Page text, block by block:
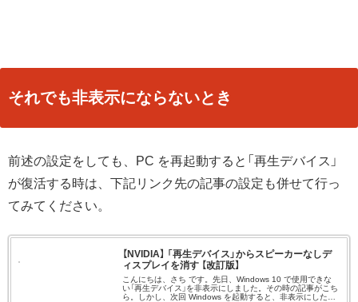
それでも非表示にならないとき
前述の設定をしても、PC を再起動すると「再生デバイス」
が復活する時は、下記リンク先の記事の設定も併せて行っ
てみてください。
【NVIDIA】 「再生デバイス」からスピーカーなしデ
ィスプレイを消す 【改訂版】
こんにちは、さち です。先日、Windows 10 で使用できな
い「再生デバイス」を非表示にしました。その時の記事がこち
ら。しかし、次回 Windows を起動すると、非表示にしたは